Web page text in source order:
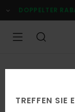
zur
Produktinformation
DOPPELTER
TREFFEN SIE